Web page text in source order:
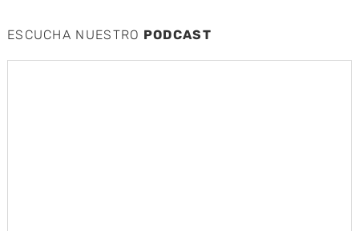
ESCUCHA NUESTRO PODCAST